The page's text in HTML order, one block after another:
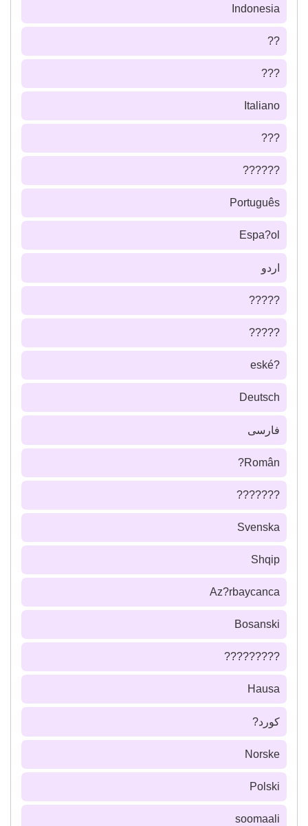
Indonesia
??
???
Italiano
???
??????
Português
Espa?ol
اردو
?????
?????
?eské
Deutsch
فارسى
Român?
???????
Svenska
Shqip
Az?rbaycanca
Bosanski
?????????
Hausa
كورد?
Norske
Polski
soomaali